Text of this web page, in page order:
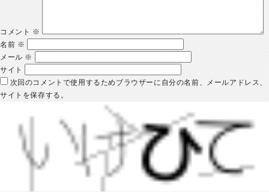
コメント ※
名前 ※
メール ※
サイト
次回のコメントで使用するためブラウザーに自分の名前、メールアドレス、
サイトを保存する。